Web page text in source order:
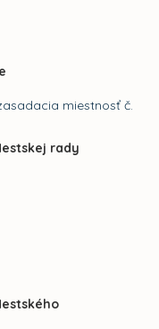
miestnosť č.
rady